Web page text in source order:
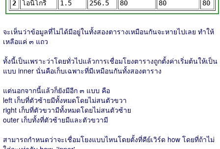
2 โอนิโกริ 1.5 256.5 80 80 80
จะเห็นว่าข้อมูลที่ไม่ได้มีอยู่ในทั้งสองตารางเหมือนกันจะหายไปเลย ทำให้
เหลือแค่ ๓ แถว
ทั้งนี้เป็นเพราะว่าโดยทั่วไปแล้วการเชื่อมโยงตารางถูกตั้งค่าเริ่มต้นให้เป็น
แบบ inner นั่นคือเก็บเฉพาะที่มีเหมือนกันทั้งสองตาราง
แต่นอกจากนี้แล้วก็ยังมีอีก ๓ แบบ คือ
left เก็บที่ตัวซ้ายมีทั้งหมดโดยไม่สนตัวขวา
right เก็บที่ตัวขวามีทั้งหมดโดยไม่สนตัวซ้าย
outer เก็บทั้งที่ตัวซ้ายมีและตัวขวามี
สามารถกำหนดว่าจะเชื่อมโยงแบบไหนโดยตั้งที่คีย์เวิร์ด how โดยที่ถ้าไม่